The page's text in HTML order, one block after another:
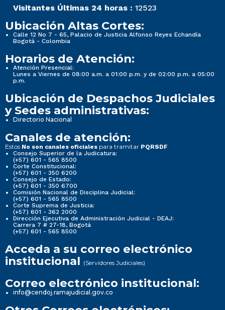
Visitantes Últimas 24 horas : 12523
Ubicación Altas Cortes:
Calle 12 No 7 - 65, Palacio de Justicia Alfonso Reyes Echandía
Bogotá - Colombia
Horarios de Atención:
Atención Presencial:
Lunes a Viernes de 08:00 a.m. a 01:00 p.m. y de 02:00 p.m. a 05:00
p.m.
Ubicación de Despachos Judiciales
y Sedes administrativas:
Directorio Nacional
Canales de atención:
Estos No son canales oficiales para tramitar PQRSDF
Consejo Superior de la Judicatura:
(+57) 601 - 565 8500
Corte Constitucional:
(+57) 601 - 350 6200
Consejo de Estado:
(+57) 601 - 350 6700
Comisión Nacional de Disciplina Judicial:
(+57) 601 - 565 8500
Corte Suprema de Justicia:
(+57) 601 - 362 2000
Dirección Ejecutiva de Administración Judicial - DEAJ:
Carrera 7 # 27-18, Bogotá
(+57) 601 - 565 8500
Acceda a su correo electrónico
institucional (Servidores Judiciales)
Correo electrónico institucional:
info@cendoj.ramajudicial.gov.co